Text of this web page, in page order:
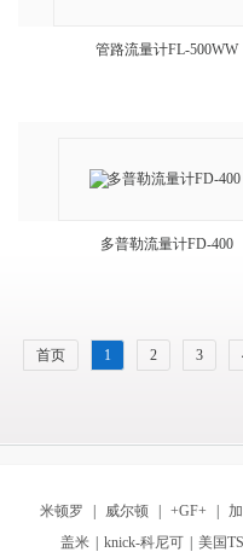
管路流量计FL-500WW
多普勒流量计FD-400
首页 1 2 3
米顿罗 威尔顿 +GF+
盖米
knick-科尼可
美国